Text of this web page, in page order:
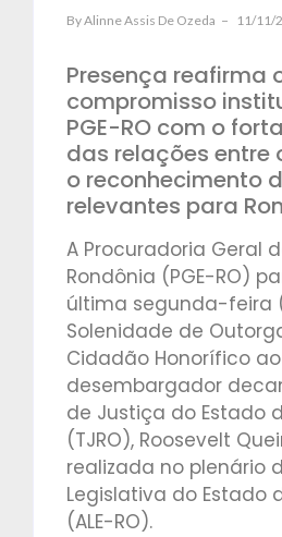
ByAlinne Assis De Ozeda 11/11/
Presença reafirma
compromisso
PGE-RO com o
das relações entre
o reconhecimento
relevantes para
A Procuradoria Geral
Rondônia (PGE-RO)
última segunda-feira
Solenidade de
Cidadão Honorífico ao
desembargador
de Justiça do Estado
(TJRO), Roosevelt
realizada no plenário
Legislativa do Estado
(ALE-RO).